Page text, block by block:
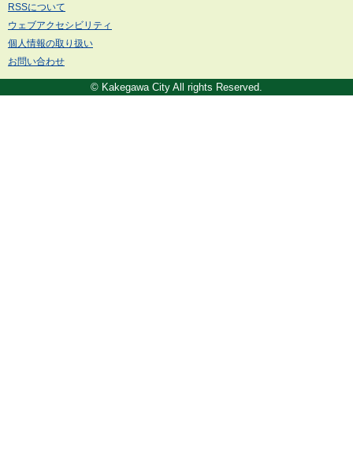
RSSについて
ウェブアクセシビリティ
個人情報の取り扱い
お問い合わせ
© Kakegawa City All rights Reserved.